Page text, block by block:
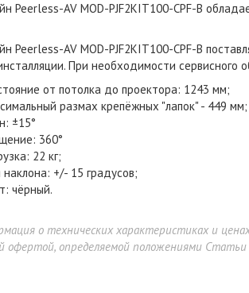
Peerless-AV MOD-PJF2KIT100-CPF-B
Peerless-AV MOD-PJF2KIT100-CPF-B
При необходимости сервисного
от потолка до проектора: 1243 мм;
размах крепёжных "лапок" - 449 мм;
±15°
360°
22 кг;
наклона: +/- 15 градусов;
чёрный.
о технических характеристиках и
офертой, определяемой положениями Статьи